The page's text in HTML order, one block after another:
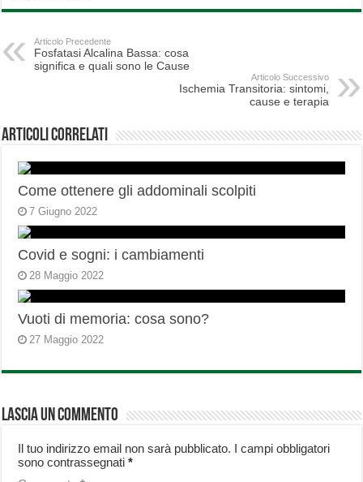
Articolo Precedente
Fosfatasi Alcalina Bassa: cosa
significa e quali sono le Cause
Articolo Successivo
Ischemia Transitoria: sintomi,
cause e terapia
Articoli correlati
Come ottenere gli addominali scolpiti
7 Giugno 2022
Covid e sogni: i cambiamenti
28 Maggio 2022
Vuoti di memoria: cosa sono?
27 Maggio 2022
Lascia un commento
Il tuo indirizzo email non sarà pubblicato. I campi obbligatori
sono contrassegnati*